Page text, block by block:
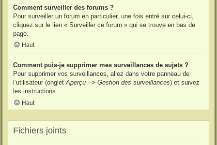
Comment surveiller des forums ?
Pour surveiller un forum en particulier, une fois entré sur celui-ci,
cliquez sur le lien « Surveiller ce forum » qui se trouve en bas de
page.
Haut
Comment puis-je supprimer mes surveillances de sujets ?
Pour supprimer vos surveillances, allez dans votre panneau de
l’utilisateur (ongletAperçu --> Gestion des surveillances) et suivez
les instructions.
Haut
Fichiers joints